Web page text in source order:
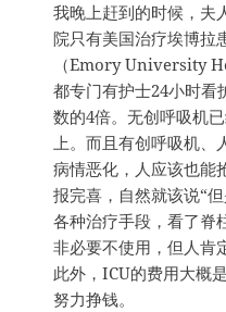
我晚上赶到的时候，夫
院只有美国治疗埃博拉
（Emory University
都专门有护士24小时看
数的4倍。无创呼吸机
上。而且有创呼吸机、
病情恶化，人应该也能
报完喜，自然就该说“
各种治疗手段，看了脊
非必要不使用，但人肯
此外，ICU的费用大概
努力挣钱。